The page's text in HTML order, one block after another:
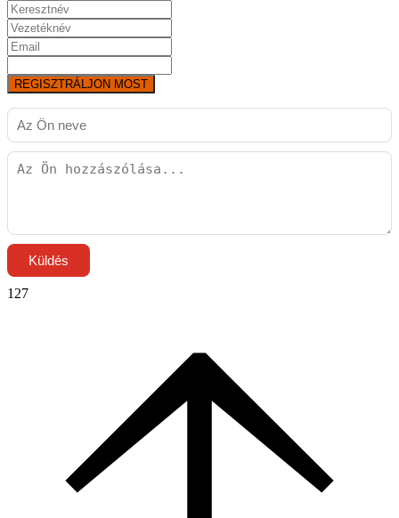
REGISZTRÁLJON MOST
Küldés
127